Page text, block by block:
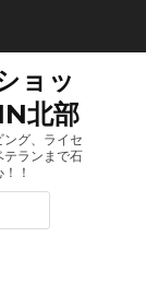
ョッ
北部
ング、ライセ
テランまで石
！